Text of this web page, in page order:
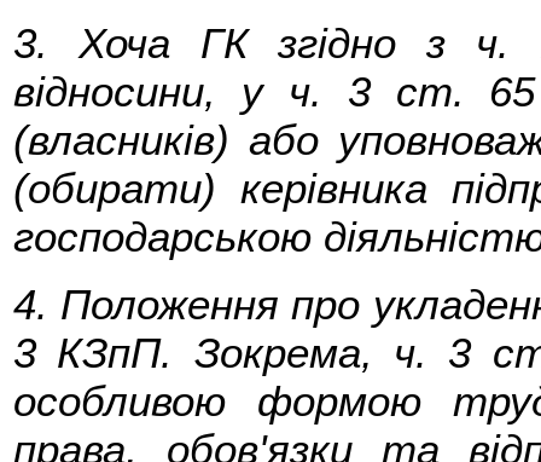
3. Хоча ГК згідно з
відносини, у ч. 3 ст. 65
(власників) або
(обирати) керівника
господарською
4. Положення про
3 КЗпП. Зокрема, ч. 3
особливою формою
права, обов'язки та